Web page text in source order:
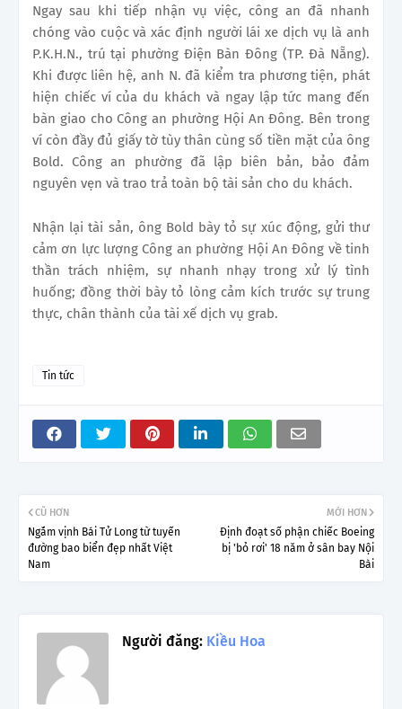
Ngay sau khi tiếp nhận vụ việc, công an đã nhanh
chóng vào cuộc và xác định người lái xe dịch vụ là anh
P.K.H.N., trú tại phường Điện Bàn Đông (TP. Đà Nẵng).
Khi được liên hệ, anh N. đã kiểm tra phương tiện, phát
hiện chiếc ví của du khách và ngay lập tức mang đến
bàn giao cho Công an phường Hội An Đông. Bên trong
ví còn đầy đủ giấy tờ tùy thân cùng số tiền mặt của ông
Bold. Công an phường đã lập biên bản, bảo đảm
nguyên vẹn và trao trả toàn bộ tài sản cho du khách.
Nhận lại tài sản, ông Bold bày tỏ sự xúc động, gửi thư
cảm ơn lực lượng Công an phường Hội An Đông về tinh
thần trách nhiệm, sự nhanh nhạy trong xử lý tình
huống; đồng thời bày tỏ lòng cảm kích trước sự trung
thực, chân thành của tài xế dịch vụ grab.
Tin tức
MỚI HƠN
Định đoạt số phận chiếc Boeing
bị 'bỏ rơi' 18 năm ở sân bay Nội
Bài
CŨ HƠN
Ngắm vịnh Bái Tử Long từ tuyến
đường bao biển đẹp nhất Việt
Nam
Người đăng: Kiều Hoa